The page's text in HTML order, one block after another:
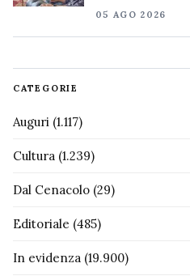
05 AGO 2026
CATEGORIE
Auguri (1.117)
Cultura (1.239)
Dal Cenacolo (29)
Editoriale (485)
In evidenza (19.900)